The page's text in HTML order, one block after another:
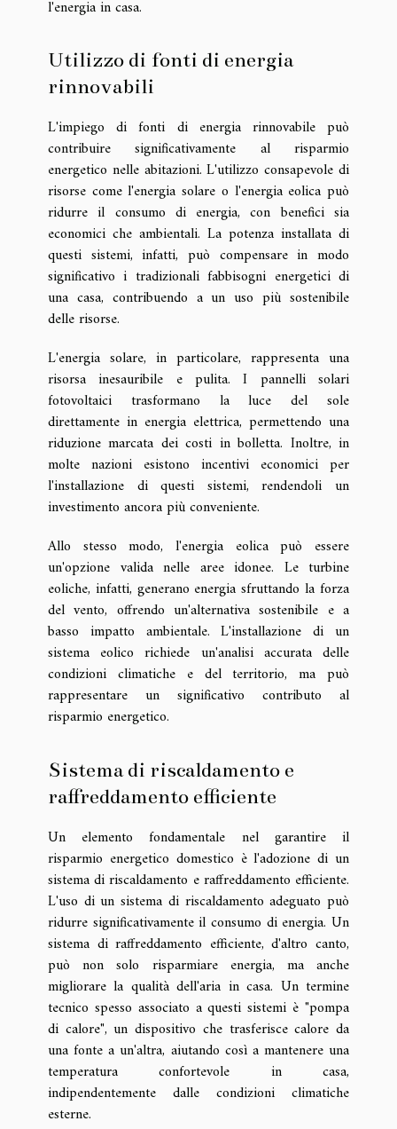
l'energia in casa.
Utilizzo di fonti di energia
rinnovabili
L'impiego di fonti di energia rinnovabile può
contribuire significativamente al risparmio
energetico nelle abitazioni. L'utilizzo consapevole di
risorse come l'energia solare o l'energia eolica può
ridurre il consumo di energia, con benefici sia
economici che ambientali. La potenza installata di
questi sistemi, infatti, può compensare in modo
significativo i tradizionali fabbisogni energetici di
una casa, contribuendo a un uso più sostenibile
delle risorse.
L'energia solare, in particolare, rappresenta una
risorsa inesauribile e pulita. I pannelli solari
fotovoltaici trasformano la luce del sole
direttamente in energia elettrica, permettendo una
riduzione marcata dei costi in bolletta. Inoltre, in
molte nazioni esistono incentivi economici per
l'installazione di questi sistemi, rendendoli un
investimento ancora più conveniente.
Allo stesso modo, l'energia eolica può essere
un'opzione valida nelle aree idonee. Le turbine
eoliche, infatti, generano energia sfruttando la forza
del vento, offrendo un'alternativa sostenibile e a
basso impatto ambientale. L'installazione di un
sistema eolico richiede un'analisi accurata delle
condizioni climatiche e del territorio, ma può
rappresentare un significativo contributo al
risparmio energetico.
Sistema di riscaldamento e
raffreddamento efficiente
Un elemento fondamentale nel garantire il
risparmio energetico domestico è l'adozione di un
sistema di riscaldamento e raffreddamento efficiente.
L'uso di un sistema di riscaldamento adeguato può
ridurre significativamente il consumo di energia. Un
sistema di raffreddamento efficiente, d'altro canto,
può non solo risparmiare energia, ma anche
migliorare la qualità dell'aria in casa. Un termine
tecnico spesso associato a questi sistemi è "pompa
di calore", un dispositivo che trasferisce calore da
una fonte a un'altra, aiutando così a mantenere una
temperatura confortevole in casa,
indipendentemente dalle condizioni climatiche
esterne.